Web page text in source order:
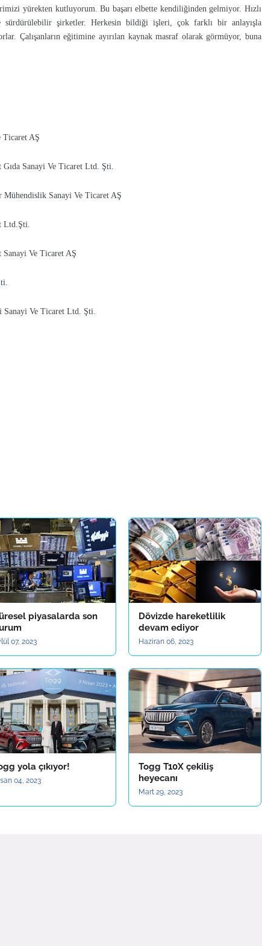
yürekten kutluyorum. Bu başarı elbette kendiliğinden gelmiyor. Hızlı
şirketler. Herkesin bildiği işleri, çok farklı bir anlayışla
Çalışanların eğitimine ayırılan kaynak masraf olarak görmüyor, buna
Ticaret AŞ
Sanayi Ve Ticaret Ltd. Şti.
Sanayi Ve Ticaret AŞ
Ltd.Şti.
Sanayi Ve Ticaret AŞ
Sanayi Ve Ticaret Ltd. Şti.
piyasalarda son
07, 2023
Dövizde hareketlilik
devam ediyor
Haziran 06, 2023
yola çıkıyor!
04, 2023
Togg T10X çekiliş
heyecanı
Mart 29, 2023